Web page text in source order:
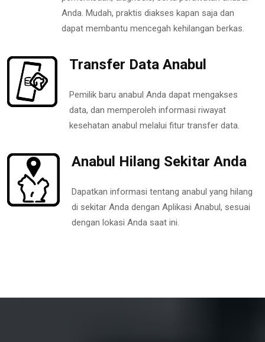
Anda. Mudah, praktis diakses kapan saja dan
dapat membantu mencegah kehilangan berkas.
Transfer Data Anabul
Pemilik baru anabul Anda dapat mengakses
data, dan memperoleh informasi riwayat
kesehatan anabul melalui fitur transfer data.
Anabul Hilang Sekitar Anda
Dapatkan informasi tentang anabul yang hilang
di sekitar Anda dengan Aplikasi Anabul, sesuai
dengan lokasi Anda saat ini.